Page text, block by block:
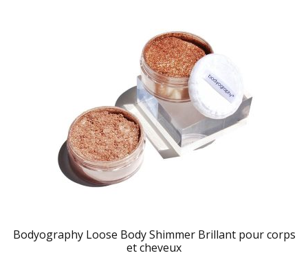
Bodyography Loose Body Shimmer Brillant pour corps
et cheveux